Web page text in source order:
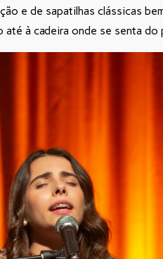
e de sapatilhas clássicas
até à cadeira onde se senta